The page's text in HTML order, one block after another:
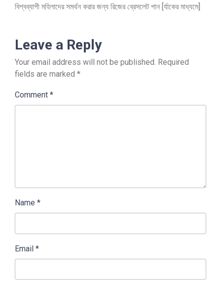
বিশ্বব্যাপী মহিলাদের সমর্থন করার জন্য রিজের ব্রেসলেট পান [র্যাকের মাধ্যমে]
Leave a Reply
Your email address will not be published. Required
fields are marked *
Comment *
Name *
Email *